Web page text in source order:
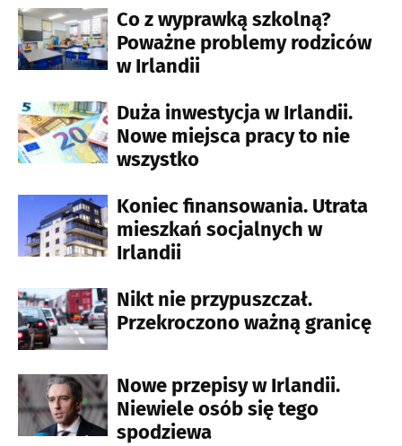
Co z wyprawką szkolną?
Poważne problemy rodziców
w Irlandii
Duża inwestycja w Irlandii.
Nowe miejsca pracy to nie
wszystko
Koniec finansowania. Utrata
mieszkań socjalnych w
Irlandii
Nikt nie przypuszczał.
Przekroczono ważną granicę
Nowe przepisy w Irlandii.
Niewiele osób się tego
spodziewa